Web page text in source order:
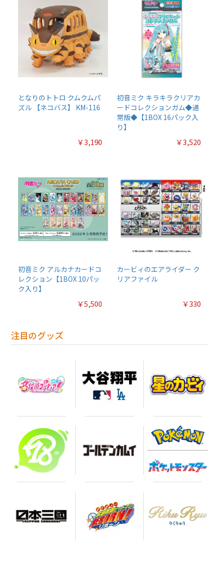
となりのトトロ クムクムパ
ズル 【ネコバス】 KM-116
￥3,190
初音ミク キラキラクリアカ
ードコレクションガム◆通
常版◆【1BOX 16パック入
り】
￥3,520
初音ミク アルカナカードコ
レクション【1BOX 10パッ
ク入り】
￥5,500
カービィのエアライダー ク
リアファイル
￥330
注目のグッズ